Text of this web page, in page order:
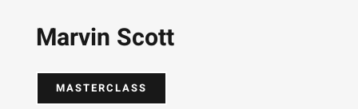
Marvin Scott
MASTERCLASS